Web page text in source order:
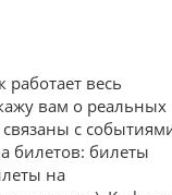
весь
вам о реальных
с
билетов: билеты
на